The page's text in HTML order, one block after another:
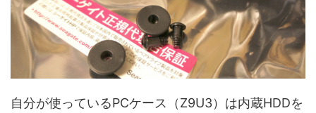
自分が使っているPCケース（Z9U3）は内蔵HDDを